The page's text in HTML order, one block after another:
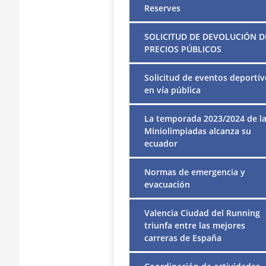
Reserves
SOLICITUD DE DEVOLUCIÓN
PRECIOS PÚBLICOS
Solicitud de eventos
en vía pública
La temporada 2023/2024 de
Miniolimpiadas alcanza su
ecuador
Normas de emergencia y
evacuación
Valencia Ciudad del Running
triunfa entre las mejores
carreras de España